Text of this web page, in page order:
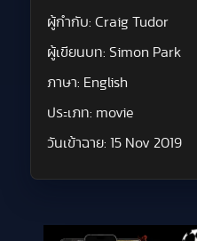
ผู้กำกับ: Craig Tudor
ผู้เขียนบท: Simon Park
ภาษา: English
ประเภท: movie
วันเข้าฉาย: 15 Nov 2019